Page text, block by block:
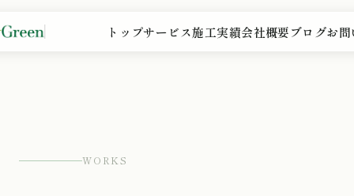
トップサービス施工実績会社概要ブログお
WORKS